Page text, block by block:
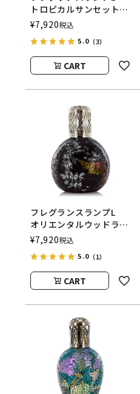
トロピカルサンセット
ASHLEIGH&BURWOOD
（アシュレイアンドバー
ウッド）
¥7,920税込
5.0 （3）
CART
フレグランスランプL
オリエンタルウッドラン
ド
ASHLEIGH&BURWOOD
（アシュレイアンドバー
ウッド）
¥7,920税込
5.0 （1）
CART